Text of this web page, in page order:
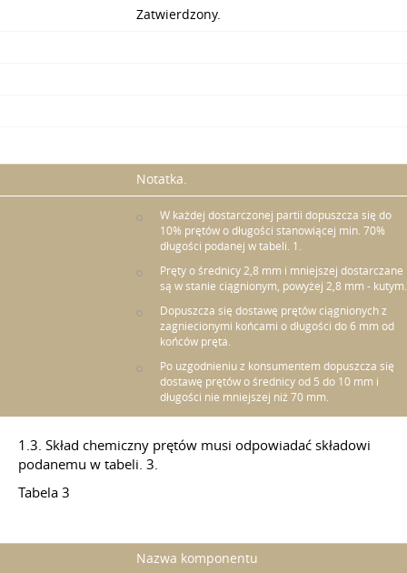
Zatwierdzony.
Notatka.
W każdej dostarczonej partii dopuszcza się do
10% prętów o długości stanowiącej min. 70%
długości podanej w tabeli. 1.
Pręty o średnicy 2,8 mm i mniejszej dostarczane
są w stanie ciągnionym, powyżej 2,8 mm - kutym.
Dopuszcza się dostawę prętów ciągnionych z
zagniecionymi końcami o długości do 6 mm od
końców pręta.
Po uzgodnieniu z konsumentem dopuszcza się
dostawę prętów o średnicy od 5 do 10 mm i
długości nie mniejszej niż 70 mm.
1.3. Skład chemiczny prętów musi odpowiadać składowi
podanemu w tabeli. 3.
Tabela 3
Nazwa komponentu